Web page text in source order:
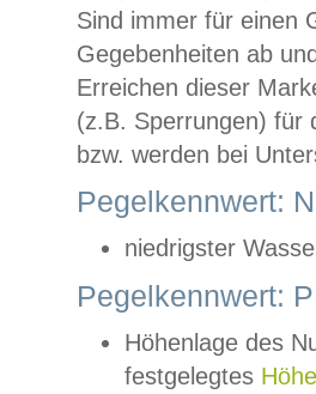
Sind immer für einen
Gegebenheiten ab
Erreichen dieser
(z.B. Sperrungen) für
bzw. werden bei
Pegelkennwert:
niedrigster
Pegelkennwert:
Höhenlage des
festgelegtes